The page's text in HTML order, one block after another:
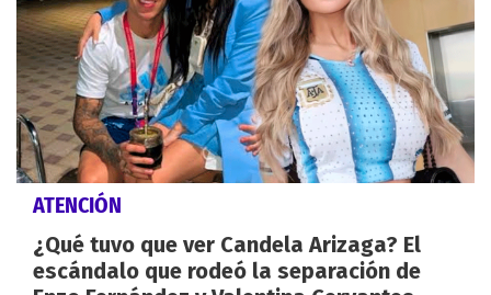
ATENCIÓN
¿Qué tuvo que ver Candela Arizaga? El
escándalo que rodeó la separación de